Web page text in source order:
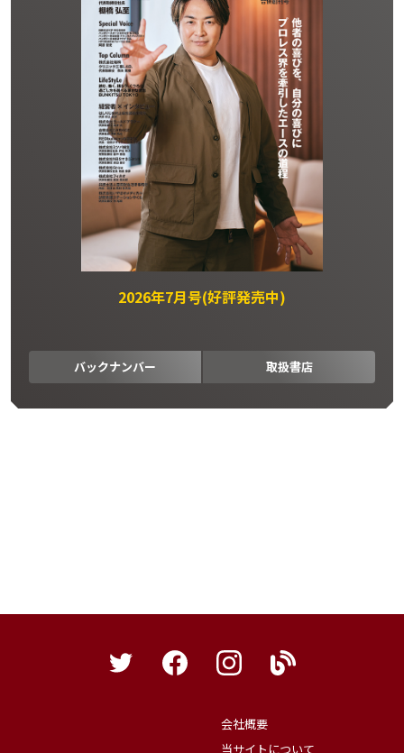
2026年7月号(好評発売中)
バックナンバー 取扱書店
会社概要
当サイトについて